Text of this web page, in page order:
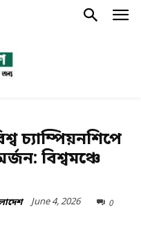
চ্যাম্পিয়নশিপে
বিশ্বমঞ্চে
June 4, 2026 0